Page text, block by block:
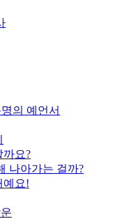
의 예언서
까요?
나아가는 걸까?
예요!